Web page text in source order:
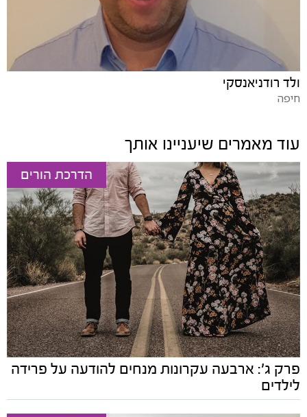
ולד רודניאנסקי
חיפה
עוד מאמרים שיעניינו אותך
הדרכת הורים
פרק ג': ארבעה עקרונות מנחים להודעה על פרידה
לילדים